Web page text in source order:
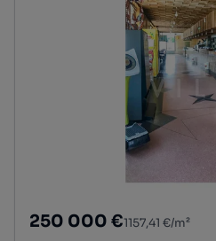
250 000 €1157,41 €/m²